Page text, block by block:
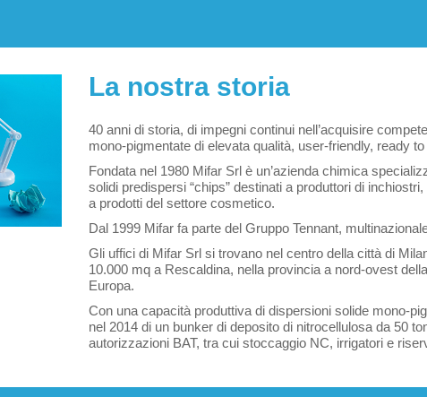
La nostra storia
40 anni di storia, di impegni continui nell’acquisire
mono-pigmentate di elevata qualità, user-friendly, ready
Fondata nel 1980 Mifar Srl è un’azienda chimica
solidi predispersi “chips” destinati a produttori di
a prodotti del settore cosmetico.
Dal 1999 Mifar fa parte del Gruppo Tennant,
Gli uffici di Mifar Srl si trovano nel centro della città di
10.000 mq a Rescaldina, nella provincia a nord-ovest
Europa.
Con una capacità produttiva di dispersioni solide mono-
nel 2014 di un bunker di deposito di nitrocellulosa da 50
autorizzazioni BAT, tra cui stoccaggio NC, irrigatori e